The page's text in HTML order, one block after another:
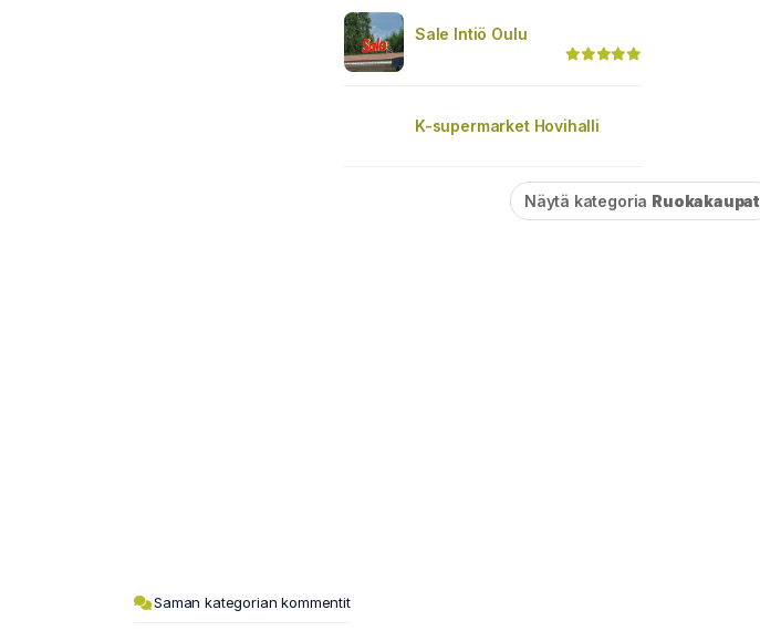
Sale Intiö Oulu
K-supermarket Hovihalli
Näytä kategoria Ruokakaupat
Saman kategorian kommentit